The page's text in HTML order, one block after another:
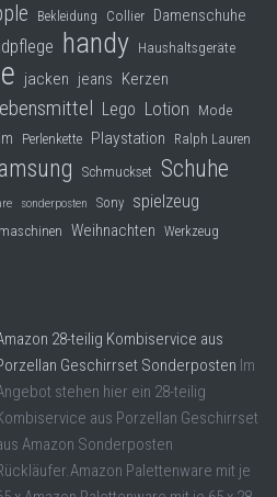
Bekleidung Collier Damenschuhe
handy Haushaltsgeräte
jacken jeans Kerzen
Lego Lotion Mode
Perlenkette Playstation Ralph Lauren
Schmuckset Schuhe
sonderposten Sony spielzeug
Weihnachten Werkzeug
28-teilig Kombiservice aus
Geschirrset Sonderposten Im
stehen hier ein 28-teilig
aus Porzellan Geschirrset
Amazon Sonderposten
Palettenware mit je